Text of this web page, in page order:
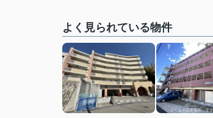
よく見られている物件